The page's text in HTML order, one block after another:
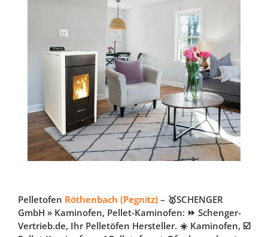
Pelletofen Röthenbach (Pegnitz) – 🥇SCHENGER
GmbH » Kaminofen, Pellet-Kaminofen: ⏩ Schenger-
Vertrieb.de, Ihr Pelletöfen Hersteller. ☀️ Kaminofen, ☑️